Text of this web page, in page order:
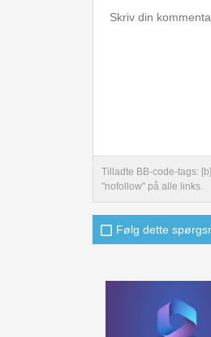
Tilladte BB-code-tags:
"nofollow" på alle links.
Følg dette